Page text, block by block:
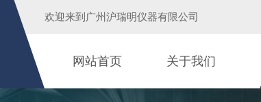
欢迎来到广州沪瑞明仪器有限公司
网站首页 关于我们